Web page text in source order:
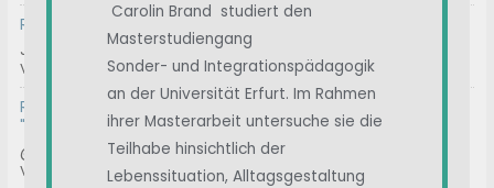
RE: Immunglobuline / IvIg
Januar 2025 A review of intravenous immunoglobulin in...
Von , Vor 4 Wochen
RE: Prof. Matthes / Klinik Havelhöhe / Ansätze der
"Anthroposophischen Medizin"
@formylove gerne. Bei mir ist es ähnlich. Nach der Hype...
Von ImmerWeiter, Vor 4 Wochen
Carolin Brand studiert den
Masterstudiengang
Sonder- und Integrationspädagogik
an der Universität Erfurt. Im Rahmen
ihrer Masterarbeit untersuche sie die
Teilhabe hinsichtlich der
Lebenssituation, Alltagsgestaltung